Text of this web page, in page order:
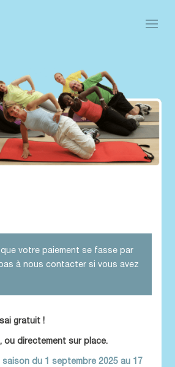
votre paiement se fasse par
pas à nous contacter si vous avez
gratuit !
ou directement sur place.
du 1 septembre 2025 au 17